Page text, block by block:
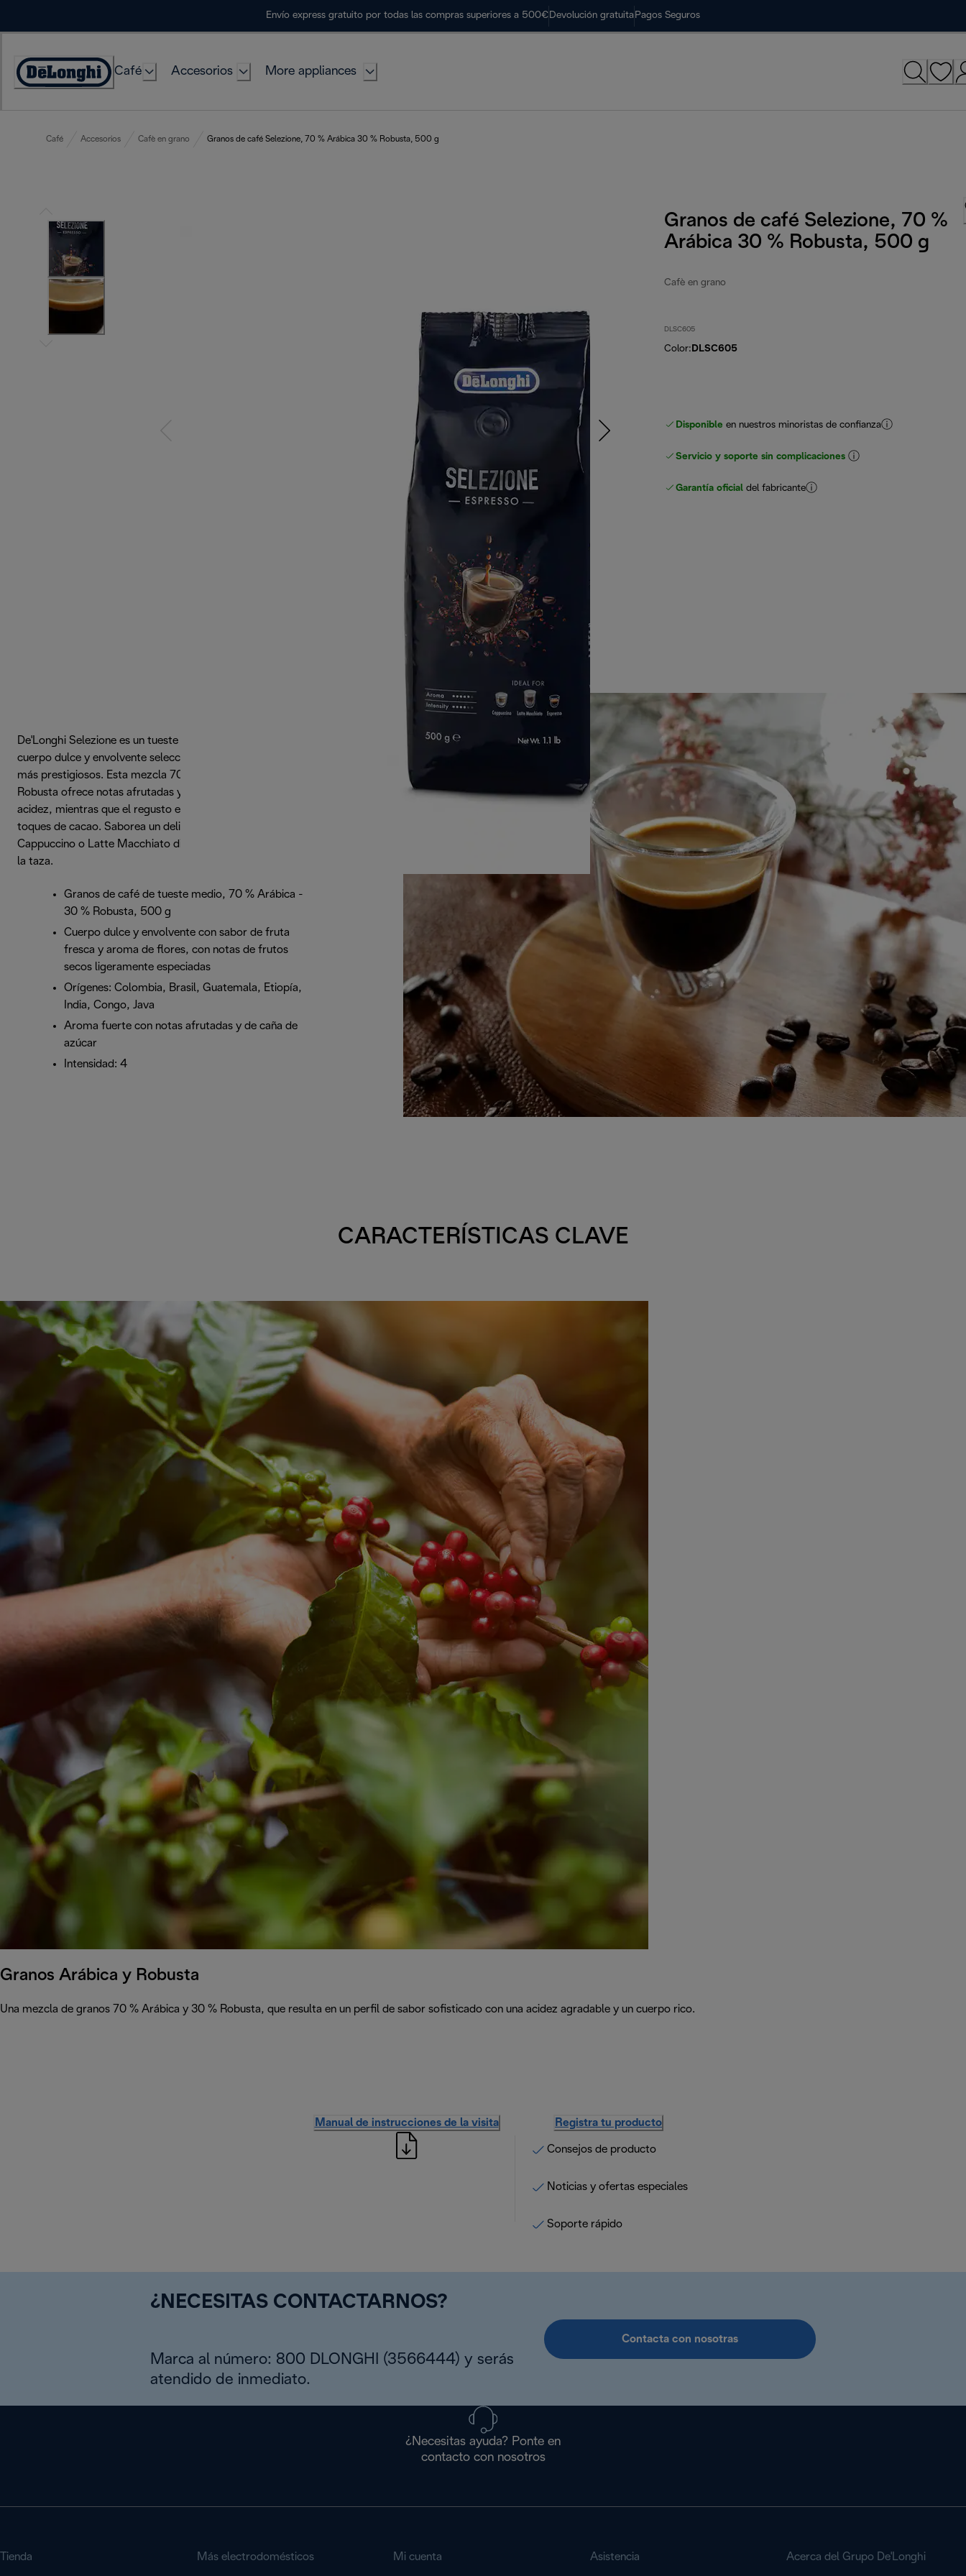
Envío express gratuito por todas las compras superiores a 500€ Devolución gratuita Pagos Seguros
Accessibility
Café Accesorios More appliances
Café Accesorios Cafè en grano Granos de café Selezione, 70 % Arábica 30 % Robusta, 500 g
Granos de café Selezione, 70 %
Arábica 30 % Robusta, 500 g
Cafè en grano
DLSC605
Color: DLSC605
Disponible en nuestros minoristas de confianza
Servicio y soporte sin complicaciones
Garantía oficial del fabricante
De'Longhi Selezione es un tueste medio intenso con un
cuerpo dulce y envolvente seleccionado de los orígenes
más prestigiosos. Esta mezcla 70 % Arábica y 30 %
Robusta ofrece notas afrutadas y florales y una marcada
acidez, mientras que el regusto es intenso pero dulce con
toques de cacao. Saborea un delicioso Espresso,
Cappuccino o Latte Macchiato directamente del grano a
la taza.
Granos de café de tueste medio, 70 % Arábica -
30 % Robusta, 500 g
Cuerpo dulce y envolvente con sabor de fruta
fresca y aroma de flores, con notas de frutos
secos ligeramente especiadas
Orígenes: Colombia, Brasil, Guatemala, Etiopía,
India, Congo, Java
Aroma fuerte con notas afrutadas y de caña de
azúcar
Intensidad: 4
CARACTERÍSTICAS CLAVE
Granos Arábica y Robusta
Una mezcla de granos 70 % Arábica y 30 % Robusta, que resulta en un perfil de sabor sofisticado con una acidez agradable y un cuerpo rico.
Manual de instrucciones de la visita Registra tu producto
Consejos de producto
Noticias y ofertas especiales
Soporte rápido
¿NECESITAS CONTACTARNOS?
Marca al número: 800 DLONGHI (3566444) y serás
atendido de inmediato.
Contacta con nosotras
¿Necesitas ayuda? Ponte en
contacto con nosotros
Tienda Más electrodomésticos Mi cuenta Asistencia Acerca del Grupo De'Longhi